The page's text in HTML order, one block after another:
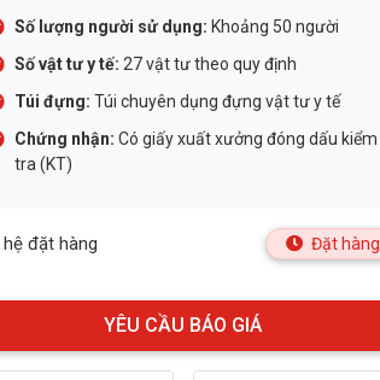
Số lượng người sử dụng: Khoảng 50 người
Số vật tư y tế: 27 vật tư theo quy định
Túi đựng: Túi chuyên dụng đựng vật tư y tế
Chứng nhận: Có giấy xuất xưởng đóng dấu kiểm
tra (KT)
hệ đặt hàng Đặt hàng